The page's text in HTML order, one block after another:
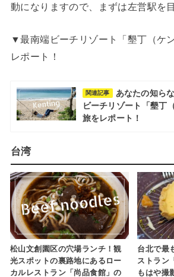
動になりますので、まずは左営駅を
▼最南端ビーチリゾート「墾丁（ケ
レポート！
関連記事
あなたの知ら
ビーチリゾート「墾丁
旅をレポート！
台湾
松山文創園区の穴場ランチ！観
光スポットの裏路地にあるロー
カルレストラン「尚品食館」の
台北で最
ストラン
もはや撮